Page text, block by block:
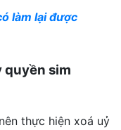
làm lại được
quyền sim
thực hiện xoá uỷ